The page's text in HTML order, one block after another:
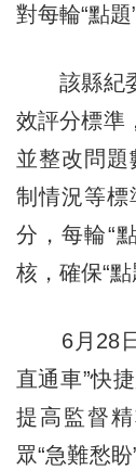
對每輪“點
該縣紀委
效評分標準
並整改問題
制情況等標
分，每輪“
核，確保“點
6月28日
直通車”快
提高監督
眾“急難愁